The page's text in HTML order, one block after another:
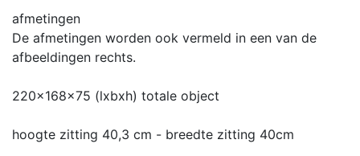
afmetingen
De afmetingen worden ook vermeld in een van de
afbeeldingen rechts.
220x168x75 (lxbxh) totale object
hoogte zitting 40,3 cm - breedte zitting 40cm